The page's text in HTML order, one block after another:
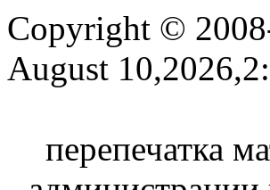
Copyright ©
August
перепечатка